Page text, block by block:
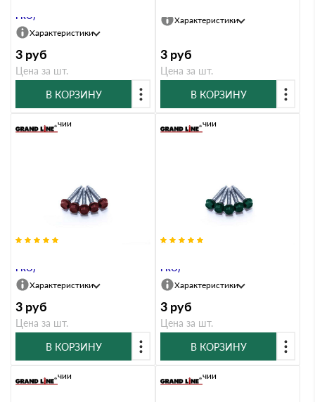
PRO)
Характеристики
3 руб
Цена за шт.
В КОРЗИНУ
Характеристики
3 руб
Цена за шт.
В КОРЗИНУ
PRO)
В наличии
Характеристики
3 руб
Цена за шт.
В КОРЗИНУ
PRO)
В наличии
Характеристики
3 руб
Цена за шт.
В КОРЗИНУ
В наличии В наличии